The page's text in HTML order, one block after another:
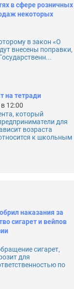
в сфере розничных
некоторых
в закон «О
внесены поправки,
на тетради
12:00
который
для
возраста
к школьным
наказания за
сигарет и вейпов
сигарет,
для
по